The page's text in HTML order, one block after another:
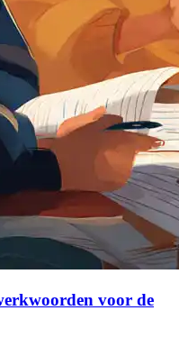
voor de